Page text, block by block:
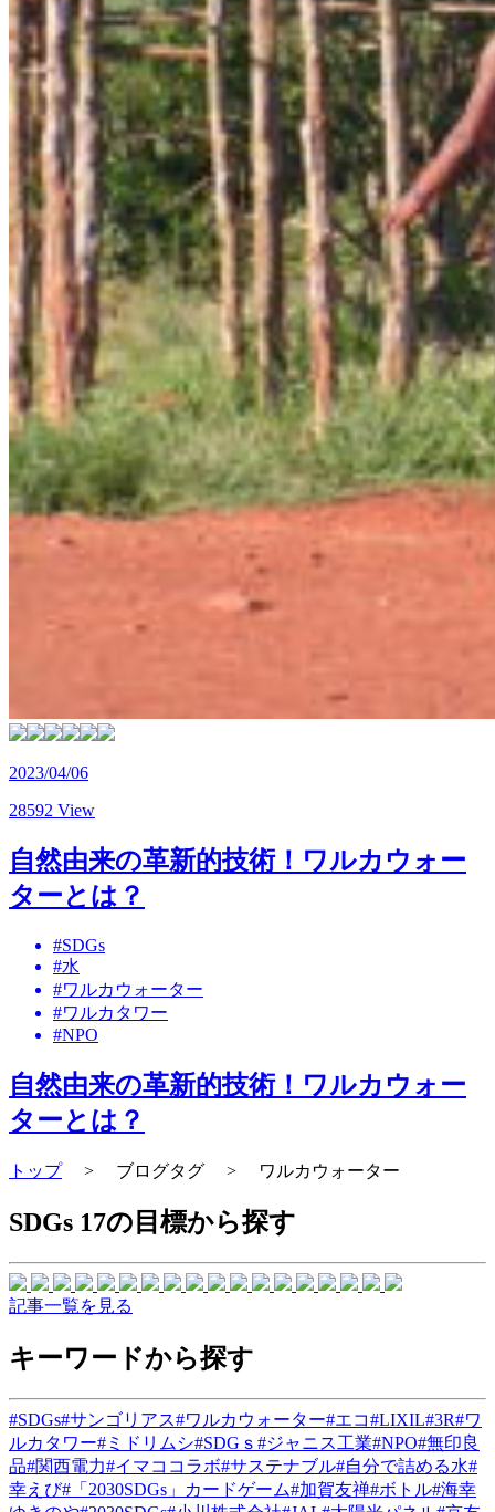
2023/04/06
28592 View
自然由来の革新的技術！ワルカウォー
ターとは？
#SDGs
#水
#ワルカウォーター
#ワルカタワー
#NPO
自然由来の革新的技術！ワルカウォー
ターとは？
トップ> ブログタグ > ワルカウォーター
SDGs 17の目標から探す
記事一覧を見る
キーワードから探す
#SDGs#サンゴリアス#ワルカウォーター#エコ#LIXIL#3R#ワ
ルカタワー#ミドリムシ#SDGｓ #ジャニス工業#NPO#無印良
品#関西電力#イマココラボ#サステナブル#自分で詰める水#
幸えび#「2030SDGs」カードゲーム#加賀友禅#ボトル#海幸